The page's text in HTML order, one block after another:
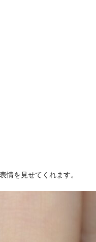
情を見せてくれます。